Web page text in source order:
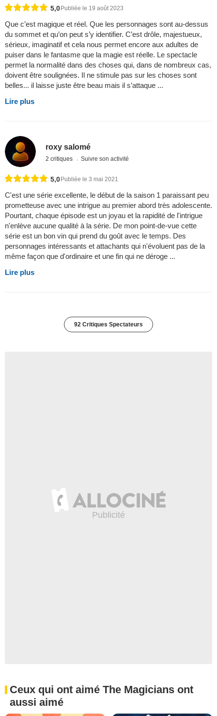
5,0Publiée le 19 août 2023
Que c’est magique et réel. Que les personnages sont au-dessus
du sommet et qu’on peut s’y identifier. C’est drôle, majestueux,
sérieux, imaginatif et cela nous permet encore aux adultes de
puiser dans le fantasme que la magie est réelle. Le spectacle
permet la normalité dans des choses qui, dans de nombreux cas,
doivent être soulignées. Il ne stimule pas sur les choses sont
belles... il laisse juste être beau mais il s’attaque ...
Lire plus
roxy salomé
2 critiques Suivre son activité
5,0 Publiée le 3 mai 2021
C'est une série excellente, le début de la saison 1 paraissant peu
prometteuse avec une intrigue au premier abord très adolescente.
Pourtant, chaque épisode est un joyau et la rapidité de l'intrigue
n'enlève aucune qualité à la série. De mon point-de-vue cette
série est un bon vin qui prend du goût avec le temps. Des
personnages intéressants et attachants qui n'évoluent pas de la
même façon que d'ordinaire et une fin qui ne déroge ...
Lire plus
92 Critiques Spectateurs
Ceux qui ont aimé The Magicians ont
aussi aimé